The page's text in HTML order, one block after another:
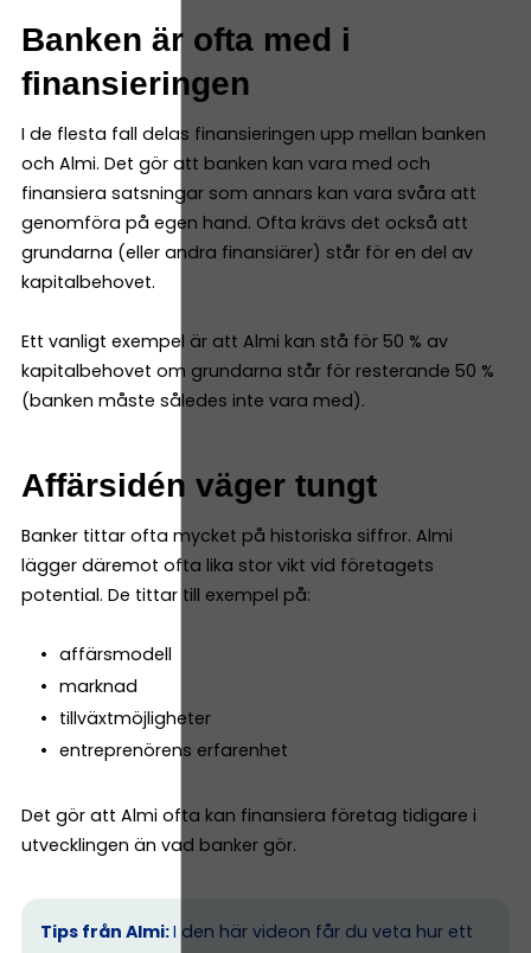
Banken är ofta med i
finansieringen
I de flesta fall delas finansieringen upp mellan banken
och Almi. Det gör att banken kan vara med och
finansiera satsningar som annars kan vara svåra att
genomföra på egen hand. Ofta krävs det också att
grundarna (eller andra finansiärer) står för en del av
kapitalbehovet.
Ett vanligt exempel är att Almi kan stå för 50 % av
kapitalbehovet om grundarna står för resterande 50 %
(banken måste således inte vara med).
Affärsidén väger tungt
Banker tittar ofta mycket på historiska siffror. Almi
lägger däremot ofta lika stor vikt vid företagets
potential. De tittar till exempel på:
affärsmodell
marknad
tillväxtmöjligheter
entreprenörens erfarenhet
Det gör att Almi ofta kan finansiera företag tidigare i
utvecklingen än vad banker gör.
Tips från Almi:I den här videon får du veta hur ett